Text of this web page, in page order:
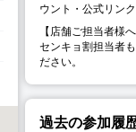
ウント・公式リン
【店舗ご担当者様
センキョ割担当者
ださい。
過去の参加履